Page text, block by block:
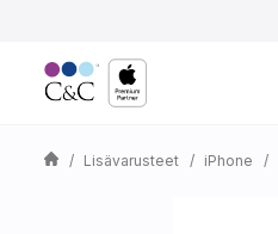
Lisävarusteet iPhone